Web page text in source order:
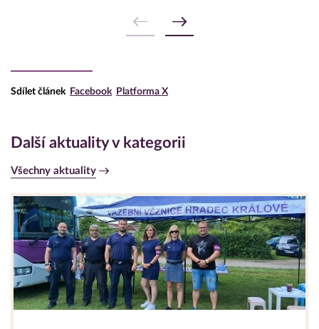
Sdílet článek Facebook Platforma X
Další aktuality v kategorii
Všechny aktuality